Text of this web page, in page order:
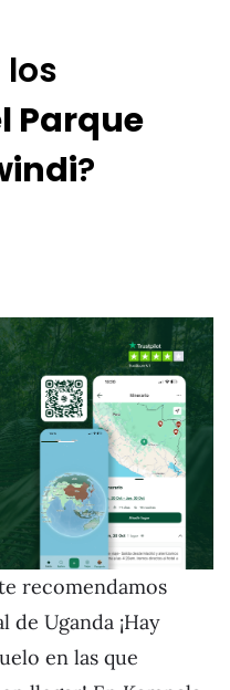
los
l Parque
?
recomendamos
Uganda ¡Hay
en las que